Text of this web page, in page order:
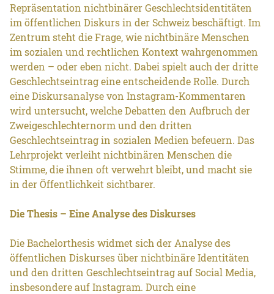
Repräsentation nichtbinärer Geschlechtsidentitäten
im öffentlichen Diskurs in der Schweiz beschäftigt. Im
Zentrum steht die Frage, wie nichtbinäre Menschen
im sozialen und rechtlichen Kontext wahrgenommen
werden – oder eben nicht. Dabei spielt auch der dritte
Geschlechtseintrag eine entscheidende Rolle. Durch
eine Diskursanalyse von Instagram-Kommentaren
wird untersucht, welche Debatten den Aufbruch der
Zweigeschlechternorm und den dritten
Geschlechtseintrag in sozialen Medien befeuern. Das
Lehrprojekt verleiht nichtbinären Menschen die
Stimme, die ihnen oft verwehrt bleibt, und macht sie
in der Öffentlichkeit sichtbarer.
Die Thesis – Eine Analyse des Diskurses
Die Bachelorthesis widmet sich der Analyse des
öffentlichen Diskurses über nichtbinäre Identitäten
und den dritten Geschlechtseintrag auf Social Media,
insbesondere auf Instagram. Durch eine